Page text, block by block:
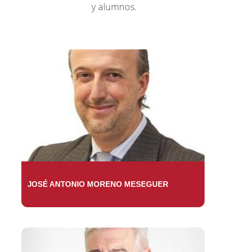
y alumnos.
JOSÉ ANTONIO MORENO MESEGUER